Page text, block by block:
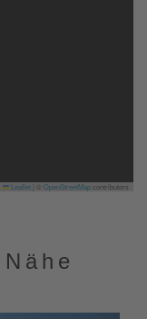
Leaflet OpenStreetMapcontributors